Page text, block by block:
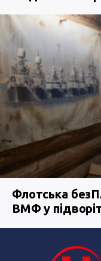
Флотська
ВМФ у